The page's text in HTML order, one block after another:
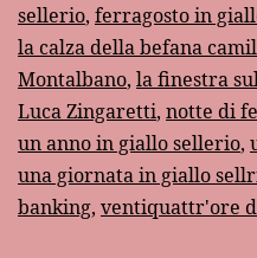
sellerio, ferragosto in
la calza della befana
Montalbano, la finestra
Luca Zingaretti, notte di
un anno in giallo sellerio,
una giornata in giallo
banking, ventiquattr'ore